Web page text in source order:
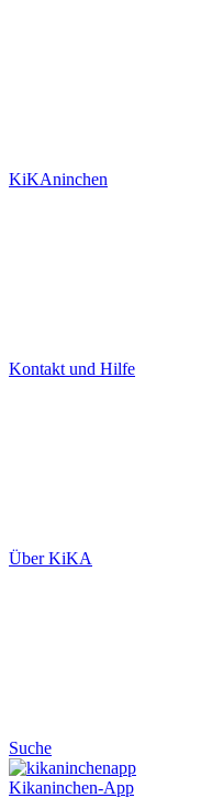
KiKAninchen
Kontakt und Hilfe
Über KiKA
Suche
Kikaninchen-App